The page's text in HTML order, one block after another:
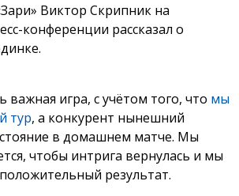
Виктор Скрипник на
конференции рассказал о
важная игра, с учётом того, что мы
тур, а конкурент нынешний
в домашнем матче. Мы
чтобы интрига вернулась и мы
результат.